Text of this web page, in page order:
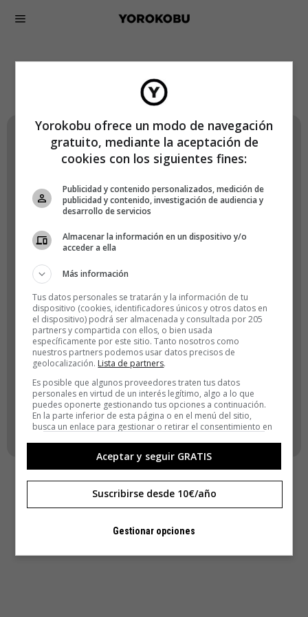
Lógate en Yorokobu
Nombre de usuario o correo electrónico
Recuérdame
ACCEDER
Registro
¿Has olvidado tu contraseña?
VOLVER
Yorokobu ofrece un modo de navegación
gratuito, mediante la aceptación de
cookies con los siguientes fines:
Publicidad y contenido personalizados, medición de
publicidad y contenido, investigación de audiencia y
desarrollo de servicios
Almacenar la información en un dispositivo y/o
acceder a ella
Más información
Tus datos personales se tratarán y la información de tu
dispositivo (cookies, identificadores únicos y otros datos en
el dispositivo) podrá ser almacenada y consultada por 205
partners y compartida con ellos, o bien usada
específicamente por este sitio. Tanto nosotros como
nuestros partners podemos usar datos precisos de
geolocalización. Lista de partners.
Es posible que algunos proveedores traten tus datos
personales en virtud de un interés legítimo, algo a lo que
puedes oponerte gestionando tus opciones a continuación.
En la parte inferior de esta página o en el menú del sitio,
busca un enlace para gestionar o retirar el consentimiento en
Aceptar y seguir GRATIS
Suscribirse desde 10€/año
Gestionar opciones